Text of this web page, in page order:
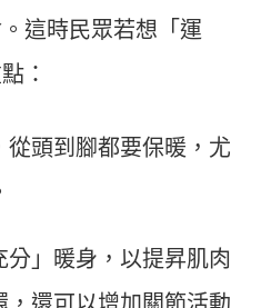
這時民眾若想「運
：
從頭到腳都要保暖，尤
分」暖身，以提昇肌肉